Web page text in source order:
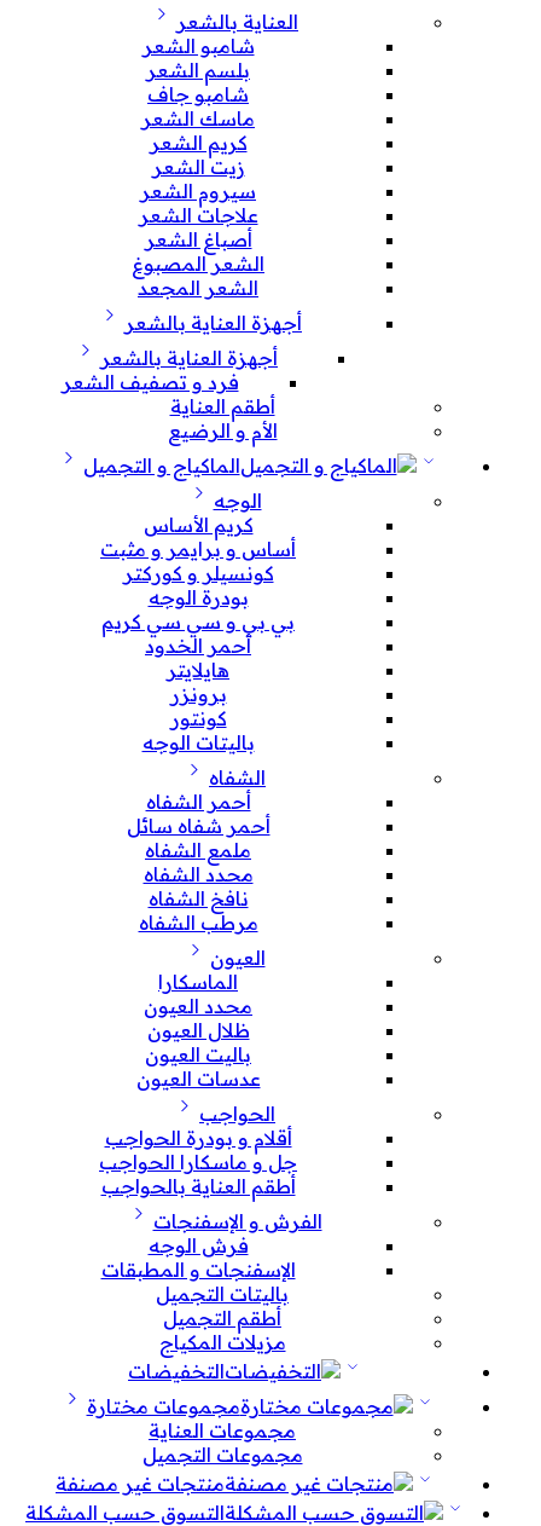
العناية بالشعر
شامبو الشعر
بلسم الشعر
شامبو جاف
ماسك الشعر
كريم الشعر
زيت الشعر
سيروم الشعر
علاجات الشعر
أصباغ الشعر
الشعر المصبوغ
الشعر المجعد
أجهزة العناية بالشعر
أجهزة العناية بالشعر
فرد و تصفيف الشعر
أطقم العناية
الأم و الرضيع
الماكياج و التجميل
الوجه
كريم الأساس
أساس و برايمر و مثبت
كونسيلر و كوركتر
بودرة الوجه
بي بي و سي سي كريم
أحمر الخدود
هايلايتر
برونزر
كونتور
باليتات الوجه
الشفاه
أحمر الشفاه
أحمر شفاه سائل
ملمع الشفاه
محدد الشفاه
نافخ الشفاه
مرطب الشفاه
العيون
الماسكارا
محدد العيون
ظلال العيون
باليت العيون
عدسات العيون
الحواجب
أقلام و بودرة الحواجب
جل و ماسكارا الحواجب
أطقم العناية بالحواجب
الفرش و الإسفنجات
فرش الوجه
الإسفنجات و المطبقات
باليتات التجميل
أطقم التجميل
مزيلات المكياج
التخفيضات
مجموعات مختارة
مجموعات العناية
مجموعات التجميل
منتجات غير مصنفة
التسوق حسب المشكلة